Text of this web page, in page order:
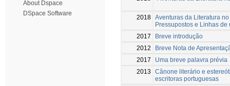
About Dspace
DSpace Software
2018 Aventuras da Literatura
Pressupostos e Linhas de
2017
Breve introdução
2012
Breve Nota de
2017
Uma breve palavra prévia
2013
Cânone literário e
escritoras portuguesas